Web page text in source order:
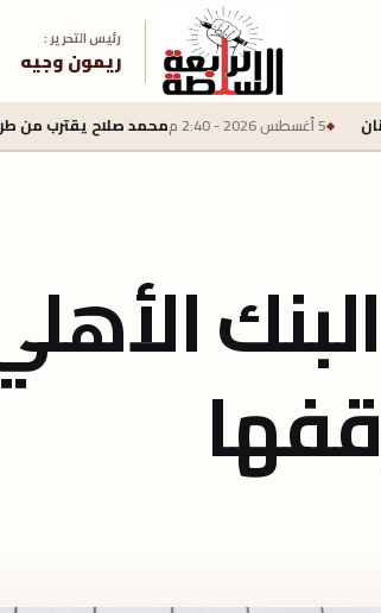
رئيس التحرير :
ريمون وجيه
محمد صلاح يقترب من طرابزون سبور بعقد لمدة